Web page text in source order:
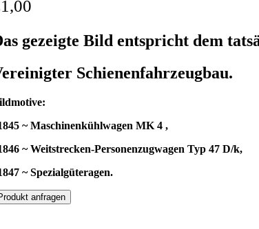
1,00
gezeigte Bild entspricht dem
Schienenfahrzeugbau.
~ Maschinenkühlwagen MK 4 ,
~ Weitstrecken-Personenzugwagen Typ 47 D/k,
~ Spezialgüteragen.
anfragen